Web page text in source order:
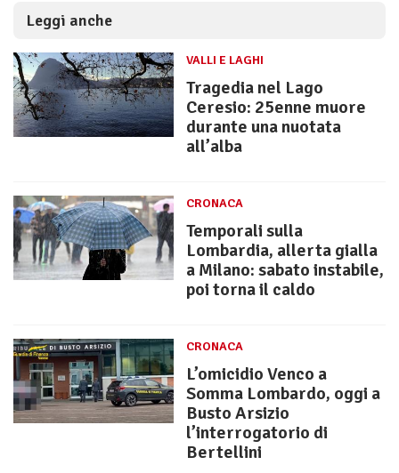
Leggi anche
VALLI E LAGHI
Tragedia nel Lago
Ceresio: 25enne muore
durante una nuotata
all’alba
CRONACA
Temporali sulla
Lombardia, allerta gialla
a Milano: sabato instabile,
poi torna il caldo
CRONACA
L’omicidio Venco a
Somma Lombardo, oggi a
Busto Arsizio
l’interrogatorio di
Bertellini